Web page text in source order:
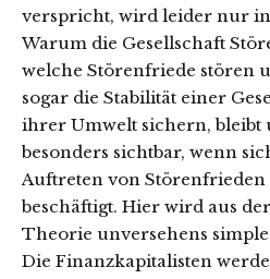
verspricht, wird leider nur
Warum die Gesellschaft
welche Störenfriede stören
sogar die Stabilität einer
ihrer Umwelt sichern, bleibt
besonders sichtbar, wenn
Auftreten von Störenfrieden
beschäftigt. Hier wird aus
Theorie unversehens
Die Finanzkapitalisten